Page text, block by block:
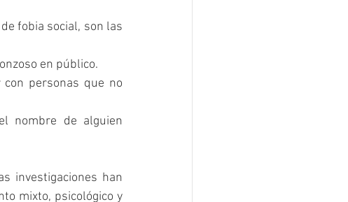
fobia social, son las
en público.
personas que no
nombre de alguien
investigaciones han
mixto, psicológico y